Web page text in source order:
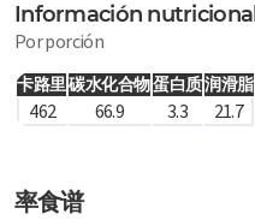
Información nutricional
Por porción
卡路里碳水化合物蛋白质润滑脂
462 66.9 3.3 21.7
率食谱